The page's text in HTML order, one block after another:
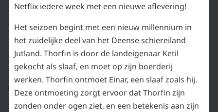
Netflix iedere week met een nieuwe aflevering!
Het seizoen begint met een nieuw millennium in
het zuidelijke deel van het Deense schiereiland
Jutland. Thorfin is door de landeigenaar Ketil
gekocht als slaaf, en moet op zijn boerderij
werken. Thorfin ontmoet Einar, een slaaf zoals hij.
Deze ontmoeting zorgt ervoor dat Thorfin zijn
zonden onder ogen ziet, en een betekenis aan zijn